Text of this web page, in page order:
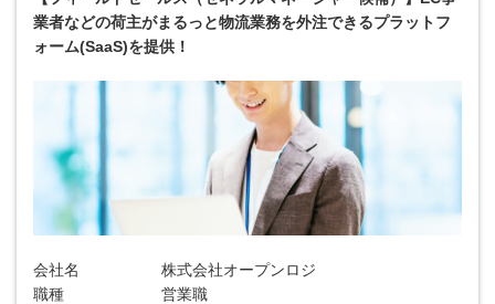
業者などの荷主がまるっと物流業務を外注できるプラットフ
ォーム(SaaS)を提供！
会社名
株式会社オープンロジ
職種
営業職